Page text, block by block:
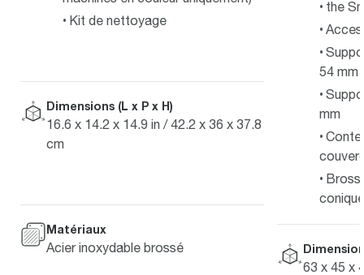
Kit de nettoyage
Dimensions (L x P x H)
16.6 x 14.2 x 14.9 in / 42.2 x 36 x 37.8
cm
Matériaux
Acier inoxydable brossé
the
54 mm
mm
63 x 45 x